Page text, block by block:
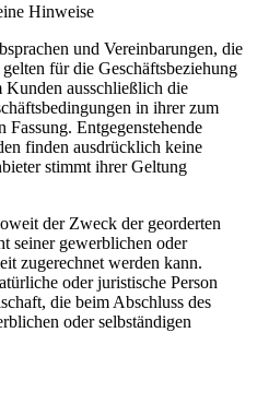
Hinweise
und Vereinbarungen, die
für die Geschäftsbeziehung
Kunden ausschließlich die
in ihrer zum
Entgegenstehende
finden ausdrücklich keine
stimmt ihrer Geltung
der Zweck der georderten
seiner gewerblichen oder
zugerechnet werden kann.
oder juristische Person
die beim Abschluss des
oder selbständigen